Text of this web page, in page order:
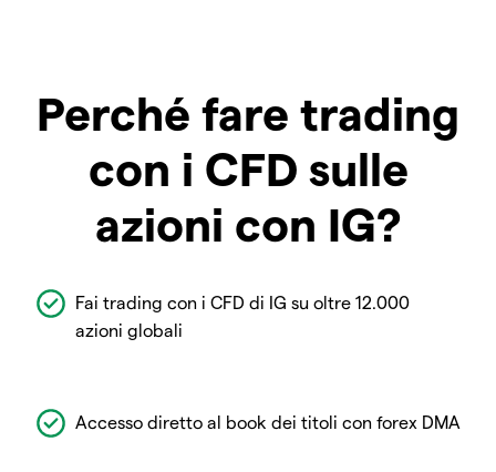
Perché fare trading
con i CFD sulle
azioni con IG?
Fai trading con i CFD di IG su oltre 12.000
azioni globali
Accesso diretto al book dei titoli con forex DMA